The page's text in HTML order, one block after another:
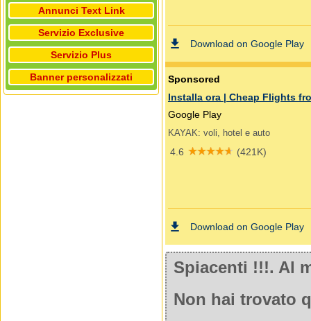
Annunci Text Link
Servizio Exclusive
Servizio Plus
Banner personalizzati
Spiacenti !!!. Al
Non hai trovato